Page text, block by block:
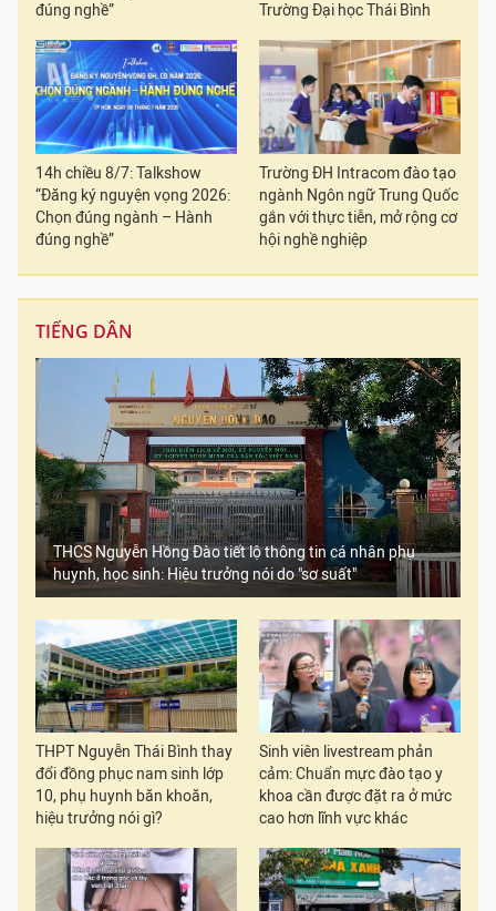
đúng nghề”
Trường Đại học Thái Bình
14h chiều 8/7: Talkshow
“Đăng ký nguyện vọng 2026:
Chọn đúng ngành – Hành
đúng nghề”
Trường ĐH Intracom đào tạo
ngành Ngôn ngữ Trung Quốc
gắn với thực tiễn, mở rộng cơ
hội nghề nghiệp
TIẾNG DÂN
THCS Nguyễn Hồng Đào tiết lộ thông tin cá nhân phụ
huynh, học sinh: Hiệu trưởng nói do "sơ suất"
THPT Nguyễn Thái Bình thay
đổi đồng phục nam sinh lớp
10, phụ huynh băn khoăn,
hiệu trưởng nói gì?
Sinh viên livestream phản
cảm: Chuẩn mực đào tạo y
khoa cần được đặt ra ở mức
cao hơn lĩnh vực khác